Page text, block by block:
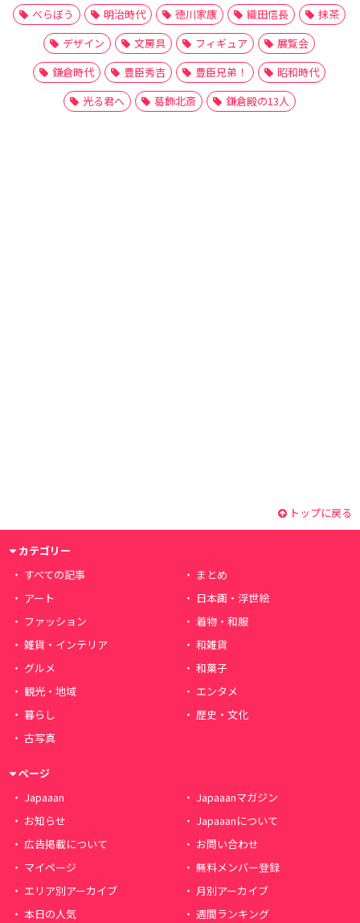
べらぼう
明治時代 徳川家康 織田信長
抹茶
デザイン
文房具 フィギュア
展覧会
鎌倉時代
豊臣秀吉 豊臣兄弟！
昭和時代
光る君へ
葛飾北斎 鎌倉殿の13人
トップに戻る
カテゴリー
すべての記事
まとめ
アート
日本画・浮世絵
ファッション
着物・和服
雑貨・インテリア
和雑貨
グルメ
和菓子
観光・地域
エンタメ
暮らし
歴史・文化
古写真
ページ
Japaaan
Japaaanマガジン
お知らせ
Japaaanについて
広告掲載について
お問い合わせ
マイページ
無料メンバー登録
エリア別アーカイブ
月別アーカイブ
本日の人気
週間ランキング